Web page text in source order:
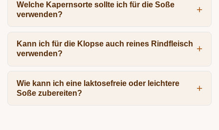
Welche Kapernsorte sollte ich für die Soße
verwenden?
Kann ich für die Klopse auch reines Rindfleisch
verwenden?
Wie kann ich eine laktosefreie oder leichtere
Soße zubereiten?